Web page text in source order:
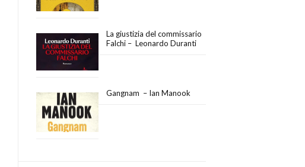
La giustizia del commissario
Falchi – Leonardo Duranti
Gangnam – Ian Manook